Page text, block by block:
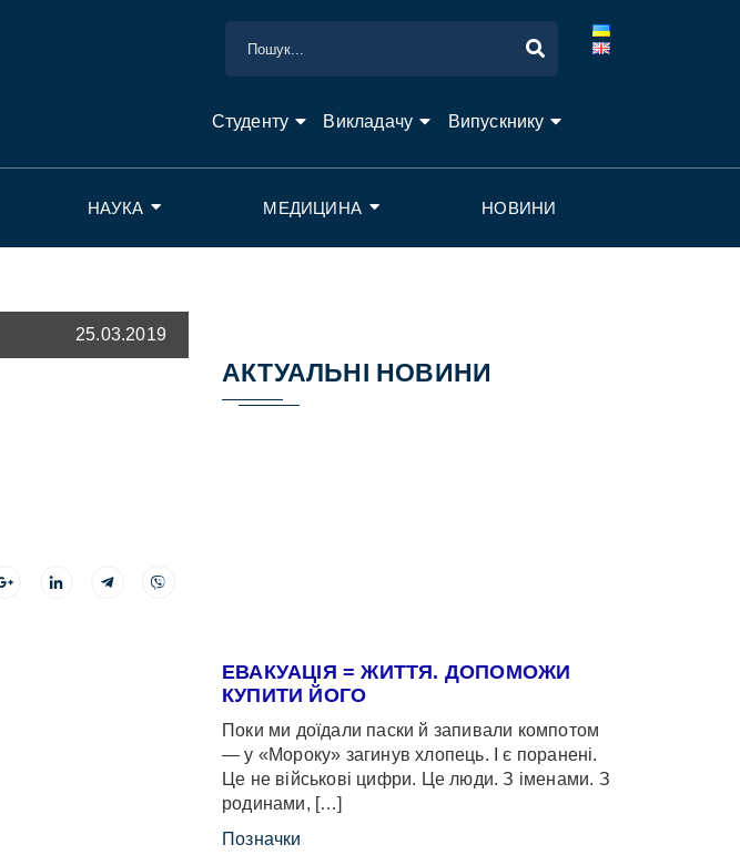
Студенту Викладачу Випускнику
НАУКА МЕДИЦИНА НОВИНИ
25.03.2019
АКТУАЛЬНІ НОВИНИ
ЕВАКУАЦІЯ = ЖИТТЯ. ДОПОМОЖИ
КУПИТИ ЙОГО
Поки ми доїдали паски й запивали компотом
— у «Мороку» загинув хлопець. І є поранені.
Це не військові цифри. Це люди. З іменами. З
родинами, […]
Позначки